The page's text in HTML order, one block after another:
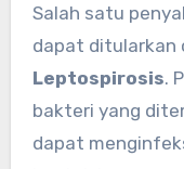
Salah satu
dapat ditularkan
Leptospirosis.
bakteri yang
dapat